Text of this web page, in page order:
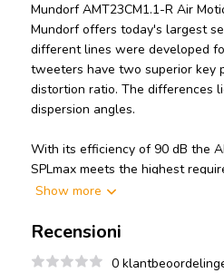
Mundorf AMT23CM1.1-R Air
Mundorf offers today's largest
different lines were developed
tweeters have two superior key
distortion ratio. The differences
dispersion angles.
With its efficiency of 90 dB the
SPLmax meets the highest
Show more
Recensioni
0